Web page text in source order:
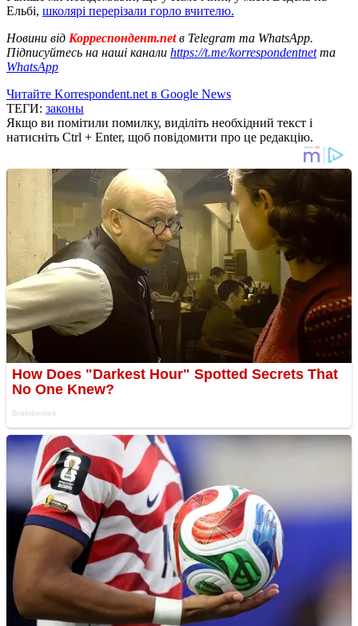
Ельбі, школярі перерізали горло вчителю.
Новини від Корреспондент.netв Telegram та WhatsApp.
Підписуйтесь на наші канали https://t.me/korrespondentnetта
WhatsApp
Читайте Korrespondent.net в Google News
ТЕГИ: законы
Якщо ви помітили помилку, виділіть необхідний текст і
натисніть Ctrl + Enter, щоб повідомити про це редакцію.